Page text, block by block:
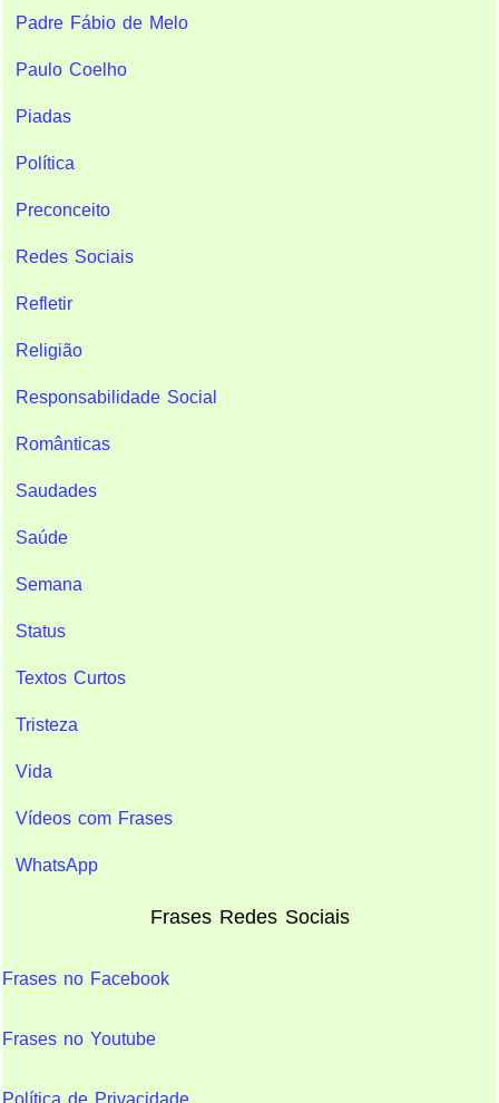
Padre Fábio de Melo
Paulo Coelho
Piadas
Política
Preconceito
Redes Sociais
Refletir
Religião
Responsabilidade Social
Românticas
Saudades
Saúde
Semana
Status
Textos Curtos
Tristeza
Vida
Vídeos com Frases
WhatsApp
Frases Redes Sociais
Frases no Facebook
Frases no Youtube
Política de Privacidade